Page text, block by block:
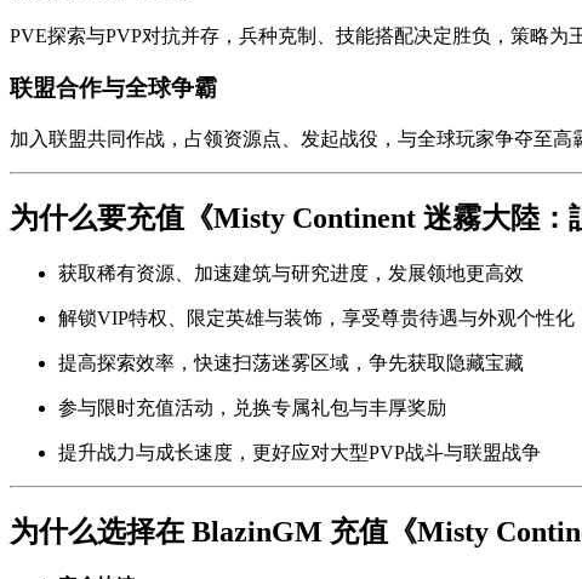
PVE探索与PVP对抗并存，兵种克制、技能搭配决定胜负，策略为王
联盟合作与全球争霸
加入联盟共同作战，占领资源点、发起战役，与全球玩家争夺至高
为什么要充值《Misty Continent 迷霧大陸：
获取稀有资源、加速建筑与研究进度，发展领地更高效
解锁VIP特权、限定英雄与装饰，享受尊贵待遇与外观个性化
提高探索效率，快速扫荡迷雾区域，争先获取隐藏宝藏
参与限时充值活动，兑换专属礼包与丰厚奖励
提升战力与成长速度，更好应对大型PVP战斗与联盟战争
为什么选择在 BlazinGM 充值《Misty